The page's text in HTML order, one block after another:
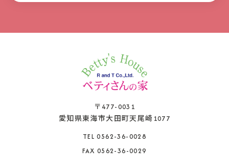
〒477-0031
愛知県東海市大田町天尾崎1077
TEL 0562-36-0028
FAX 0562-36-0029